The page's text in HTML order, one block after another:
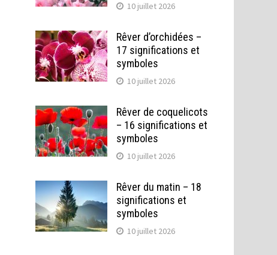
10 juillet 2026
Rêver d’orchidées –
17 significations et
symboles
10 juillet 2026
Rêver de coquelicots
– 16 significations et
symboles
10 juillet 2026
Rêver du matin – 18
significations et
symboles
10 juillet 2026